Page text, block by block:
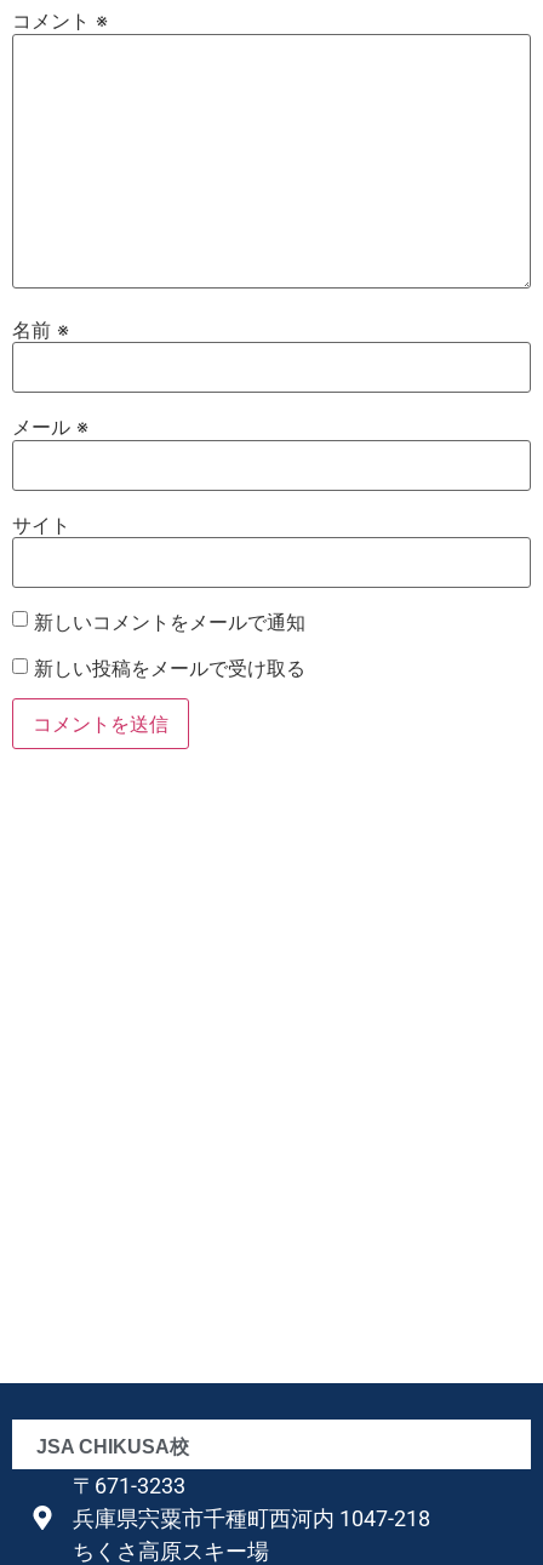
コメント ※
名前 ※
メール ※
サイト
新しいコメントをメールで通知
新しい投稿をメールで受け取る
JSA CHIKUSA校
〒671-3233
兵庫県宍粟市千種町西河内 1047-218
ちくさ高原スキー場